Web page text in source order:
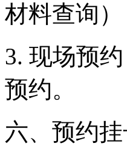
材料查询
3. 现场预
预约。
六、预约